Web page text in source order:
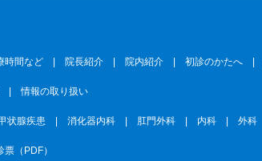
時間など |院長紹介 |院内紹介 |初診のかたへ |
|情報の取り扱い
状腺疾患 |消化器内科 | 肛門外科 | 内科 |外科
票（PDF）